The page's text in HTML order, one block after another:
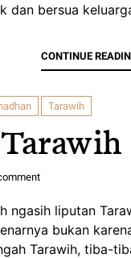
dan bersua
CONTINUE
Tarawih
ngasih liputan
bukan
Tarawih, tiba-